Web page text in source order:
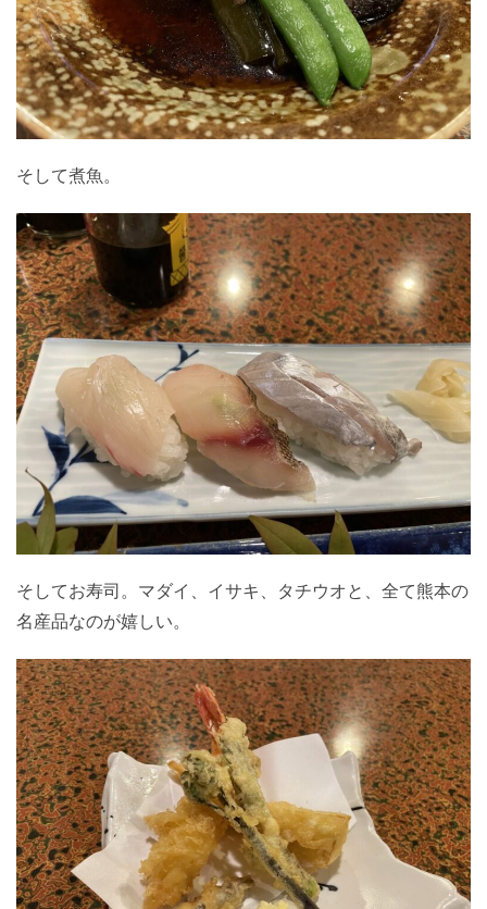
そして煮魚。
そしてお寿司。マダイ、イサキ、タチウオと、全て熊本の
名産品なのが嬉しい。